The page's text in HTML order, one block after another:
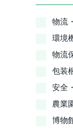
物流
環境
物流
包装
安全
農業
博物